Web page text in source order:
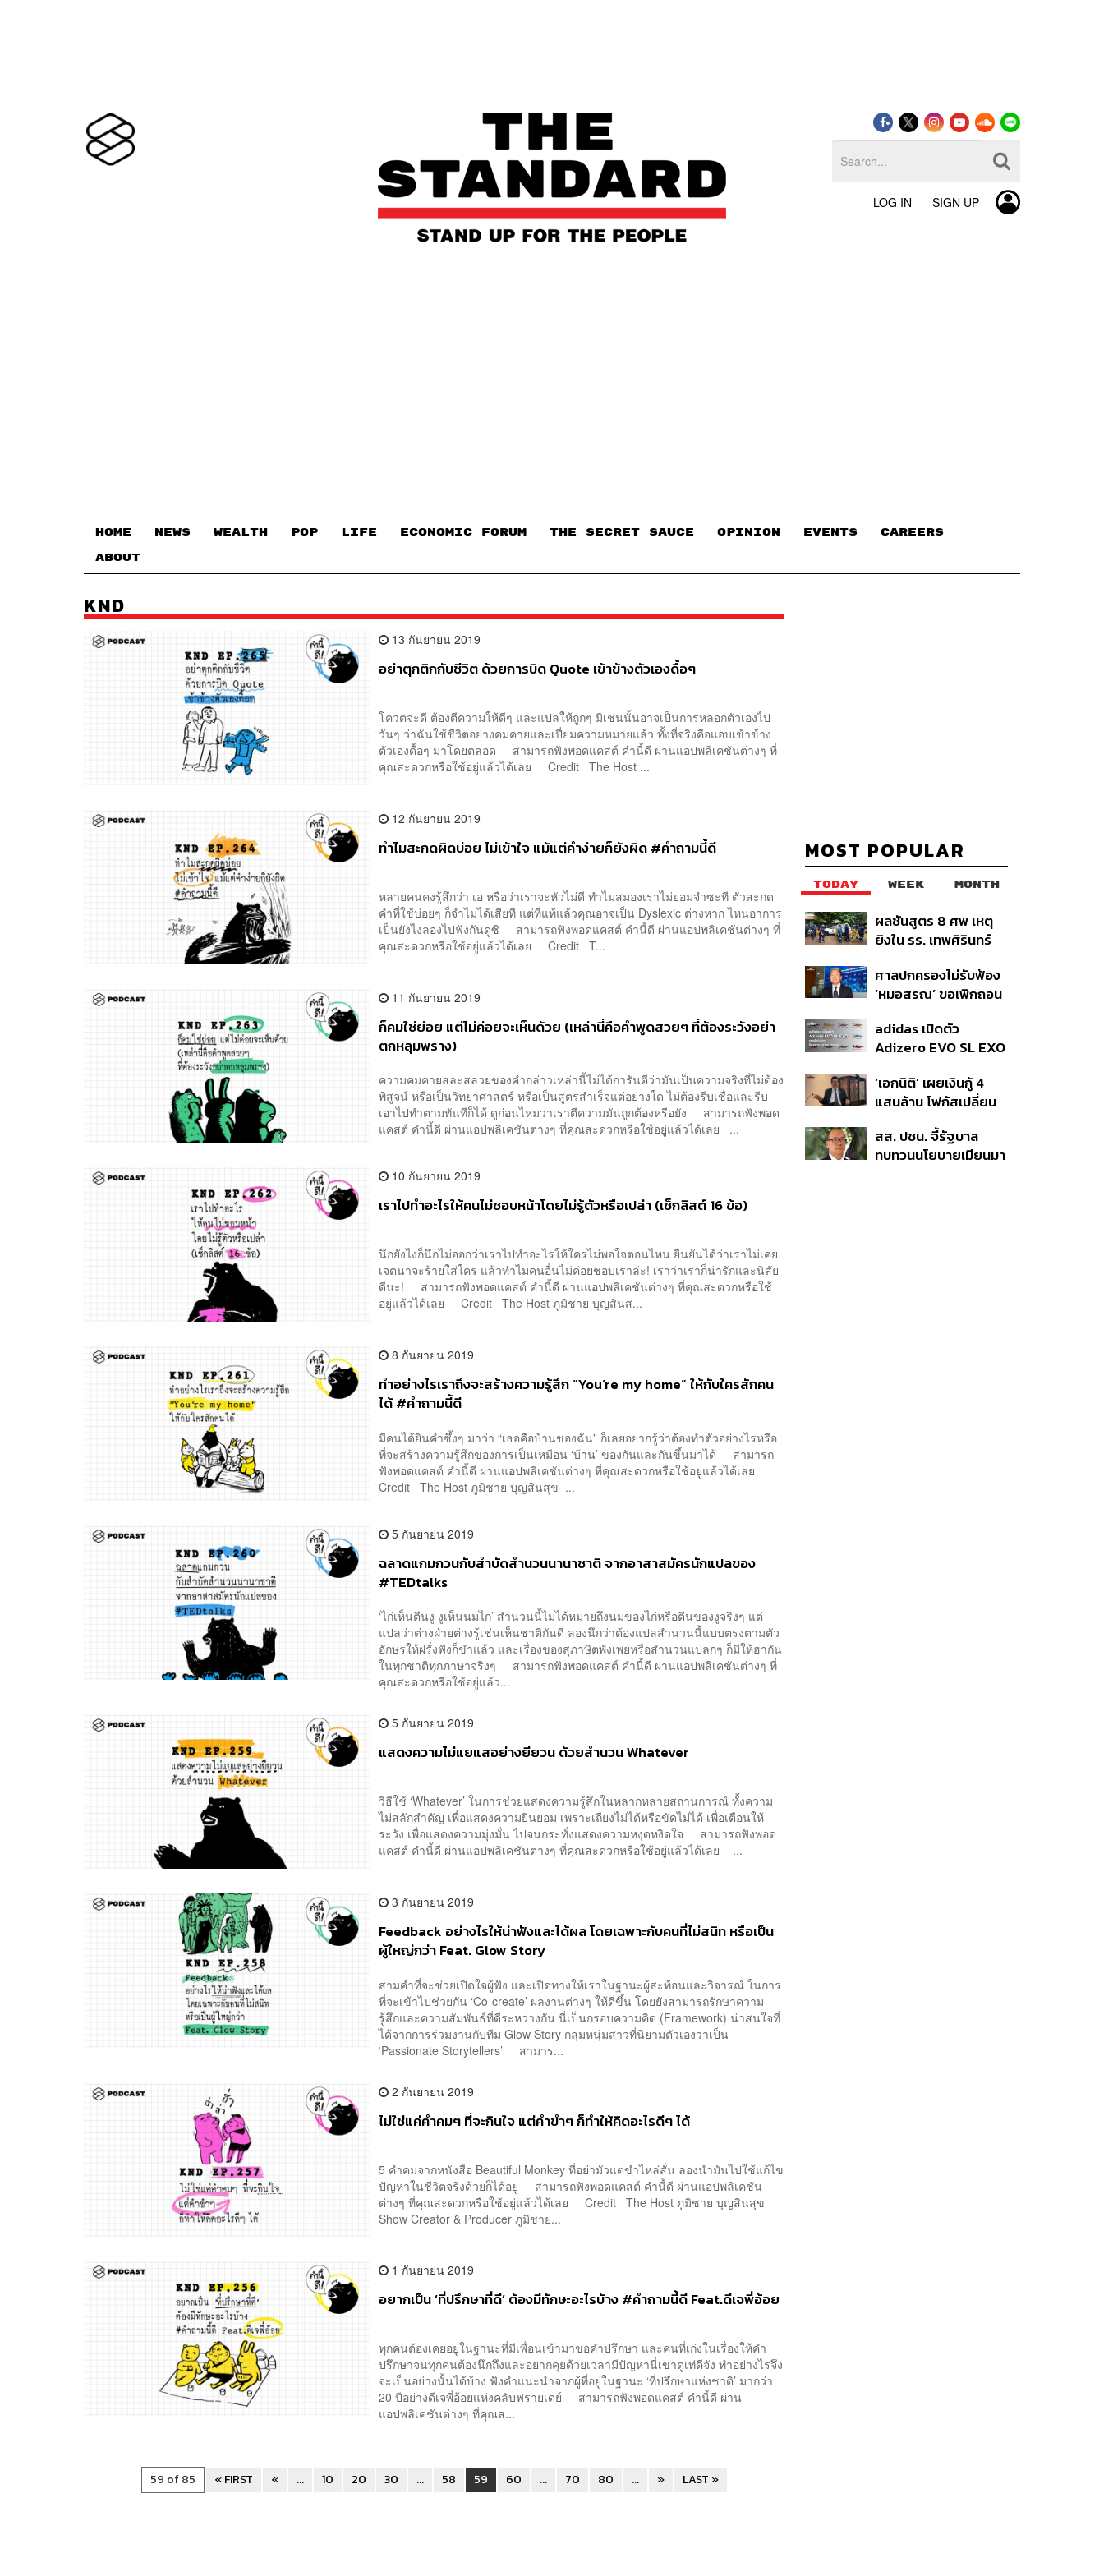
LOG IN SIGN UP
HOME NEWS WEALTH POP LIFE ECONOMIC FORUM THE SECRET SAUCE​ OPINION EVENTS CAREERS
ABOUT
KND
13 กันยายน 2019
อย่าตุกติกกับชีวิต ด้วยการบิด Quote เข้าข้างตัวเองดื้อๆ
โควตจะดี ต้องตีความให้ดีๆ และแปลให้ถูกๆ มิเช่นนั้นอาจเป็นการหลอกตัวเองไป
วันๆ ว่าฉันใช้ชีวิตอย่างคมคายและเปี่ยมความหมายแล้ว ทั้งที่จริงคือแอบเข้าข้าง
ตัวเองดื้อๆ มาโดยตลอด สามารถฟังพอดแคสต์ คำนี้ดี ผ่านแอปพลิเคชันต่างๆ ที่
คุณสะดวกหรือใช้อยู่แล้วได้เลย Credit The Host ...
12 กันยายน 2019
ทำไมสะกดผิดบ่อย ไม่เข้าใจ แม้แต่คำง่ายก็ยังผิด #คำถามนี้ดี
หลายคนคงรู้สึกว่า เอ หรือว่าเราจะหัวไม่ดี ทำไมสมองเราไม่ยอมจำซะที ตัวสะกด
คำที่ใช้บ่อยๆ ก็จำไม่ได้เสียที แต่ที่แท้แล้วคุณอาจเป็น Dyslexic ต่างหาก ไหนอาการ
เป็นยังไงลองไปฟังกันดูซิ สามารถฟังพอดแคสต์ คำนี้ดี ผ่านแอปพลิเคชันต่างๆ ที่
คุณสะดวกหรือใช้อยู่แล้วได้เลย Credit T...
11 กันยายน 2019
ก็คมใช่ย่อย แต่ไม่ค่อยจะเห็นด้วย (เหล่านี่คือคำพูดสวยๆ​ ที่ต้องระวังอย่า
ตกหลุมพราง)
ความคมคายสละสลวยของคำกล่าวเหล่านี้ไม่ได้การันตีว่ามันเป็นความจริงที่ไม่ต้อง
พิสูจน์ หรือเป็นวิทยาศาสตร์ หรือเป็นสูตรสำเร็จแต่อย่างใด ไม่ต้องรีบเชื่อและรีบ
เอาไปทำตามทันทีก็ได้ ดูก่อนไหมว่าเราตีความมันถูกต้องหรือยัง สามารถฟังพอด
แคสต์ คำนี้ดี ผ่านแอปพลิเคชันต่างๆ ที่คุณสะดวกหรือใช้อยู่แล้วได้เลย ...
10 กันยายน 2019
เราไปทำอะไรให้คนไม่ชอบหน้าโดยไม่รู้ตัวหรือเปล่า (เช็กลิสต์ 16 ข้อ)
นึกยังไงก็นึกไม่ออกว่าเราไปทำอะไรให้ใครไม่พอใจตอนไหน ยืนยันได้ว่าเราไม่เคย
เจตนาจะร้ายใส่ใคร แล้วทำไมคนอื่นไม่ค่อยชอบเราล่ะ! เราว่าเราก็น่ารักและนิสัย
ดีนะ! สามารถฟังพอดแคสต์ คำนี้ดี ผ่านแอปพลิเคชันต่างๆ ที่คุณสะดวกหรือใช้
อยู่แล้วได้เลย Credit The Host ภูมิชาย บุญสินส...
8 กันยายน 2019
ทำอย่างไรเราถึงจะสร้างความรู้สึก “You’re my home” ให้กับใครสักคน
ได้ #คำถามนี้ดี
มีคนได้ยินคำซึ้งๆ มาว่า “เธอคือบ้านของฉัน” ก็เลยอยากรู้ว่าต้องทำตัวอย่างไรหรือ
ที่จะสร้างความรู้สึกของการเป็นเหมือน ‘บ้าน’ ของกันและกันขึ้นมาได้ สามารถ
ฟังพอดแคสต์ คำนี้ดี ผ่านแอปพลิเคชันต่างๆ ที่คุณสะดวกหรือใช้อยู่แล้วได้เลย
Credit The Host ภูมิชาย บุญสินสุข ...
5 กันยายน 2019
ฉลาดแกมกวนกับสำบัดสำนวนนานาชาติ จากอาสาสมัครนักแปลของ
#TEDtalks
‘ไก่เห็นตีนงู งูเห็นนมไก่’ สำนวนนี้ไม่ได้หมายถึงนมของไก่หรือตีนของงูจริงๆ แต่
แปลว่าต่างฝ่ายต่างรู้เช่นเห็นชาติกันดี ลองนึกว่าต้องแปลสำนวนนี้แบบตรงตามตัว
อักษรให้ฝรั่งฟังก็ขำแล้ว และเรื่องของสุภาษิตพังเพยหรือสำนวนแปลกๆ ก็มีให้ฮากัน
ในทุกชาติทุกภาษาจริงๆ สามารถฟังพอดแคสต์ คำนี้ดี ผ่านแอปพลิเคชันต่างๆ ที่
คุณสะดวกหรือใช้อยู่แล้ว...
5 กันยายน 2019
แสดงความไม่แยแสอย่างยียวน ด้วยสำนวน Whatever
วิธีใช้ ‘Whatever’ ในการช่วยแสดงความรู้สึกในหลากหลายสถานการณ์ ทั้งความ
ไม่สลักสำคัญ เพื่อแสดงความยินยอม เพราะเถียงไม่ได้หรือขัดไม่ได้ เพื่อเตือนให้
ระวัง เพื่อแสดงความมุ่งมั่น ไปจนกระทั่งแสดงความหงุดหงิดใจ สามารถฟังพอด
แคสต์ คำนี้ดี ผ่านแอปพลิเคชันต่างๆ ที่คุณสะดวกหรือใช้อยู่แล้วได้เลย ...
3 กันยายน 2019
Feedback อย่างไรให้น่าฟังและได้ผล โดยเฉพาะกับคนที่ไม่สนิท หรือเป็น
ผู้ใหญ่กว่า Feat. Glow Story
สามคำที่จะช่วยเปิดใจผู้ฟัง และเปิดทางให้เราในฐานะผู้สะท้อนและวิจารณ์ ในการ
ที่จะเข้าไปช่วยกัน ‘Co-create’ ผลงานต่างๆ ให้ดีขึ้น โดยยังสามารถรักษาความ
รู้สึกและความสัมพันธ์ที่ดีระหว่างกัน นี่เป็นกรอบความคิด (Framework) น่าสนใจที่
ได้จากการร่วมงานกับทีม Glow Story กลุ่มหนุ่มสาวที่นิยามตัวเองว่าเป็น
‘Passionate Storytellers’ สามาร...
2 กันยายน 2019
ไม่ใช่แค่คำคมๆ ที่จะกินใจ แต่คำขำๆ ก็ทำให้คิดอะไรดีๆ ได้
5 คำคมจากหนังสือ Beautiful Monkey ที่อย่ามัวแต่ขำไหล่สั่น ลองนำมันไปใช้แก้ไข
ปัญหาในชีวิตจริงด้วยก็ได้อยู่ สามารถฟังพอดแคสต์ คำนี้ดี ผ่านแอปพลิเคชัน
ต่างๆ ที่คุณสะดวกหรือใช้อยู่แล้วได้เลย Credit The Host ภูมิชาย บุญสินสุข
Show Creator & Producer ภูมิชาย...
1 กันยายน 2019
อยากเป็น ‘ที่ปรึกษาที่ดี’ ต้องมีทักษะอะไรบ้าง #คำถามนี้ดี Feat.ดีเจพี่อ้อย
ทุกคนต้องเคยอยู่ในฐานะที่มีเพื่อนเข้ามาขอคำปรึกษา และคนที่เก่งในเรื่องให้คำ
ปรึกษาจนทุกคนต้องนึกถึงและอยากคุยด้วยเวลามีปัญหานี่เขาดูเท่ดีจัง ทำอย่างไรจึง
จะเป็นอย่างนั้นได้บ้าง ฟังคำแนะนำจากผู้ที่อยู่ในฐานะ ‘ที่ปรึกษาแห่งชาติ’ มากว่า
20 ปีอย่างดีเจพี่อ้อยแห่งคลับฟรายเดย์ สามารถฟังพอดแคสต์ คำนี้ดี ผ่าน
แอปพลิเคชันต่างๆ ที่คุณส...
59 of 85 « FIRST « ... 10 20 30 ... 58 59 60 ... 70 80 ... » LAST »
MOST POPULAR
TODAY WEEK MONTH
ผลชันสูตร 8 ศพ เหตุ
ยิงใน รร. เทพศิรินทร์
จุดสำคัญ ‘ศีรษะ-
หน้าอก’ ครูถูกยิง 4 นัด
ศาลปกครองไม่รับฟ้อง
‘หมอสรณ’ ขอเพิกถอน
ไม่ใช่ผู้เดือดร้อนเสีย
หาย
adidas เปิดตัว
Adizero EVO SL EXO
ฤดูกาล College
Football
‘เอกนิติ’ เผยเงินกู้ 4
แสนล้าน โฟกัสเปลี่ยน
ช่วยไทยพลัส’ เฟส 2
รอประเมินความเหมาะ
สส. ปชน. จี้รัฐบาล
ทบทวนนโยบายเมียนมา